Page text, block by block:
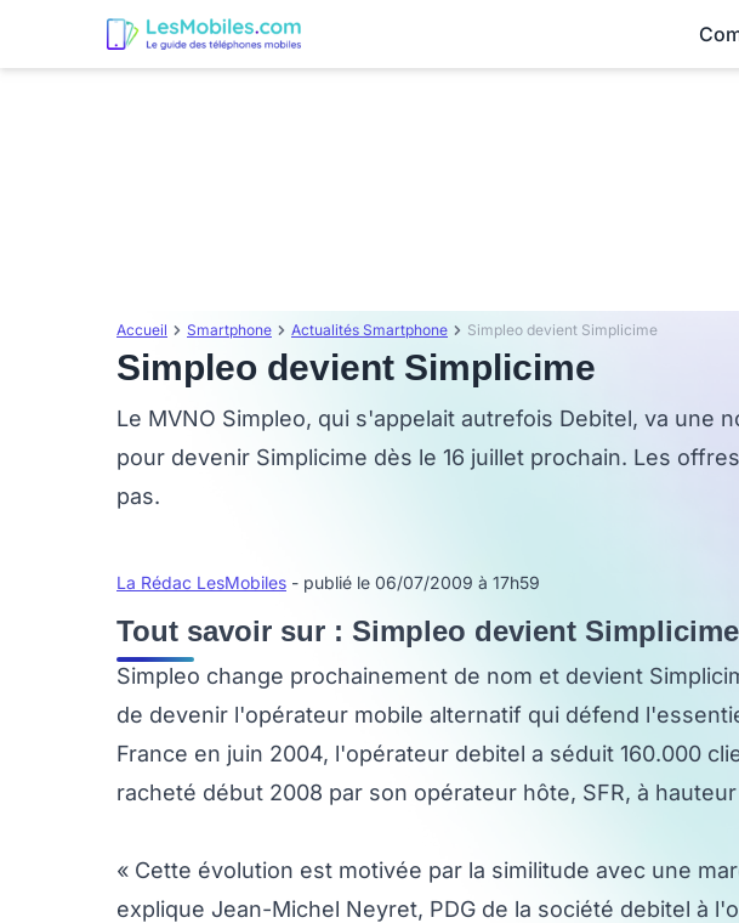
Accueil Smartphone Actualités Smartphone Simpleo devient Simplicime
Simpleo devient Simplicime
Le MVNO Simpleo, qui s'appelait autrefois Debitel, va une
pour devenir Simplicime dès le 16 juillet prochain. Les
pas.
La Rédac LesMobiles - publié le 06/07/2009 à 17h59
Tout savoir sur : Simpleo devient Simplicime
Simpleo change prochainement de nom et devient
de devenir l'opérateur mobile alternatif qui défend
France en juin 2004, l'opérateur debitel a séduit 160.000
racheté début 2008 par son opérateur hôte, SFR, à
« Cette évolution est motivée par la similitude avec une
explique Jean-Michel Neyret, PDG de la société debitel à